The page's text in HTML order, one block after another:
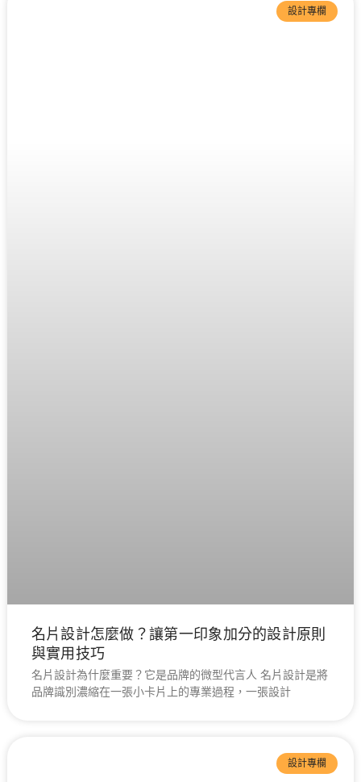
設計專欄
名片設計怎麼做？讓第一印象加分的設計原則
與實用技巧
名片設計為什麼重要？它是品牌的微型代言人 名片設計是將
品牌識別濃縮在一張小卡片上的專業過程，一張設計
設計專欄